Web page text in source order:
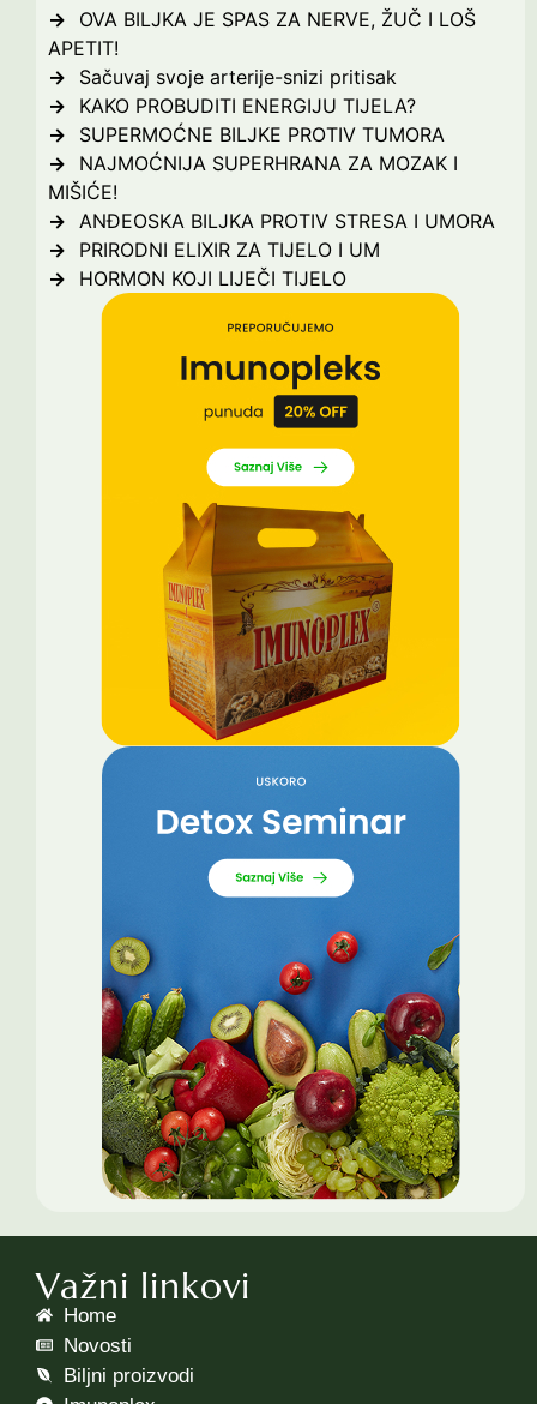
OVA BILJKA JE SPAS ZA NERVE, ŽUČ I LOŠ
APETIT!
Sačuvaj svoje arterije-snizi pritisak
KAKO PROBUDITI ENERGIJU TIJELA?
SUPERMOĆNE BILJKE PROTIV TUMORA
NAJMOĆNIJA SUPERHRANA ZA MOZAK I
MIŠIĆE!
ANĐEOSKA BILJKA PROTIV STRESA I UMORA
PRIRODNI ELIXIR ZA TIJELO I UM
HORMON KOJI LIJEČI TIJELO
Važni linkovi
Home
Novosti
Biljni proizvodi